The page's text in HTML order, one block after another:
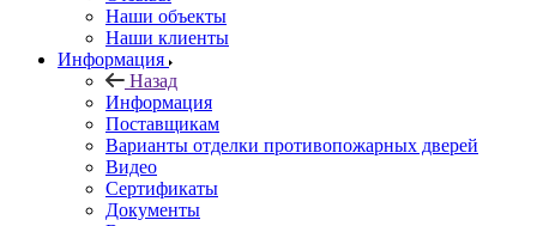
Наши объекты
Наши клиенты
Информация
Назад
Информация
Поставщикам
Варианты отделки противопожарных дверей
Видео
Сертификаты
Документы